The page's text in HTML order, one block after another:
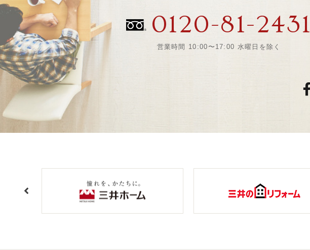
0120-81-2431
営業時間 10:00〜17:00 水曜日を除く